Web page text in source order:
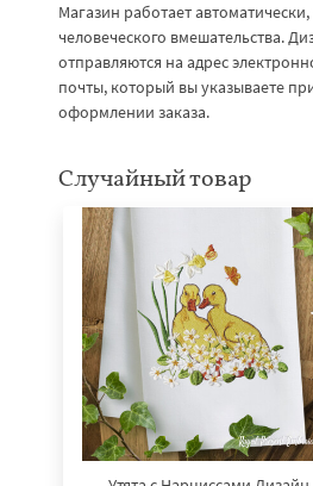
Магазин работает автоматически,
человеческого вмешательства.
отправляются на адрес
почты, который вы указываете
оформлении заказа.
Случайный товар